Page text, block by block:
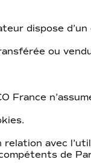
dispose
ou
France
avec
de